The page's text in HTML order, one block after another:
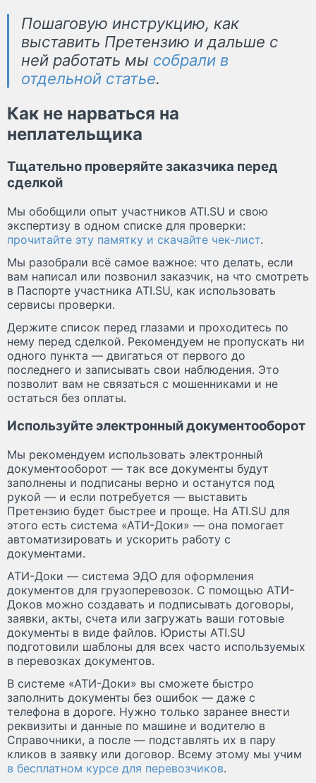
Пошаговую инструкцию, как
выставить Претензию и дальше с
ней работать мы собрали в
отдельной статье.
Как не нарваться на
неплательщика
Тщательно проверяйте заказчика перед
сделкой
Мы обобщили опыт участников ATI.SU и свою
экспертизу в одном списке для проверки:
прочитайте эту памятку и скачайте чек-лист.
Мы разобрали всё самое важное: что делать, если
вам написал или позвонил заказчик, на что смотреть
в Паспорте участника ATI.SU, как использовать
сервисы проверки.
Держите список перед глазами и проходитесь по
нему перед сделкой. Рекомендуем не пропускать ни
одного пункта — двигаться от первого до
последнего и записывать свои наблюдения. Это
позволит вам не связаться с мошенниками и не
остаться без оплаты.
Используйте электронный документооборот
Мы рекомендуем использовать электронный
документооборот — так все документы будут
заполнены и подписаны верно и останутся под
рукой — и если потребуется — выставить
Претензию будет быстрее и проще. На ATI.SU для
этого есть система «АТИ-Доки» — она помогает
автоматизировать и ускорить работу с
документами.
АТИ-Доки — система ЭДО для оформления
документов для грузоперевозок. С помощью АТИ-
Доков можно создавать и подписывать договоры,
заявки, акты, счета или загружать ваши готовые
документы в виде файлов. Юристы ATI.SU
подготовили шаблоны для всех часто используемых
в перевозках документов.
В системе «АТИ-Доки» вы сможете быстро
заполнить документы без ошибок — даже с
телефона в дороге. Нужно только заранее внести
реквизиты и данные по машине и водителю в
Справочники, а после — подставлять их в пару
кликов в заявку или договор. Всему этому мы учим
в бесплатном курсе для перевозчиков.